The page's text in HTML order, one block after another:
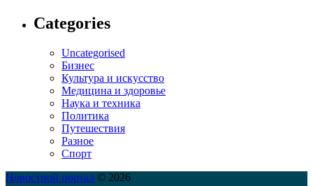
Categories
Uncategorised
Бизнес
Культура и искусство
Медицина и здоровье
Наука и техника
Политика
Путешествия
Разное
Спорт
Новостной портал © 2026